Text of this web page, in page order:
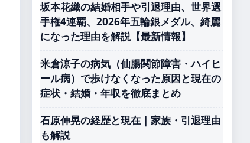
坂本花織の結婚相手や引退理由、世界選
手権4連覇、2026年五輪銀メダル、綺麗
になった理由を解説【最新情報】
米倉涼子の病気（仙腸関節障害・ハイヒ
ール病）で歩けなくなった原因と現在の
症状・結婚・年収を徹底まとめ
石原伸晃の経歴と現在｜家族・引退理由
も解説